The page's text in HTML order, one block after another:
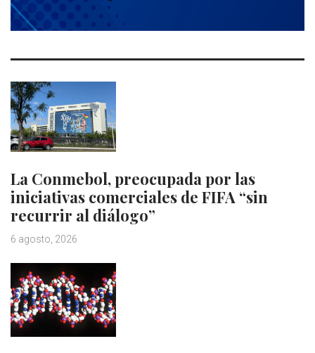
La Conmebol, preocupada por las
iniciativas comerciales de FIFA “sin
recurrir al diálogo”
6 agosto, 2026